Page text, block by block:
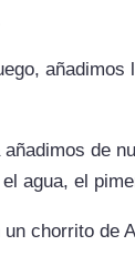
de
agua, el
chorrito de